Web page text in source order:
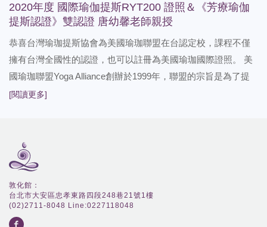
伽，芳療瑜伽，單車，高爾夫球，跑步等運動防護瑜珈，上班
$5800) 專業師資瑜珈提斯教材一本 課程内容 初階理論内容 瑜
伽提斯歷史 瑜伽提斯十大原則 體適能基本原則與定義 基礎解剖
學 瑜伽八肢 Ashtanga 基礎動作教學與動作口令教學 七大脈輪
基礎運動營養學課程架構設計 主題動作計劃(講解目的、動作、
理論 教學實務練習 課程編排技巧 基礎動作實務練習 基礎動作
分析 體式的正位性 進階理論內容 瑜珈提斯進階體式 肌動學在
瑜珈提斯之運用 瑜珈與彼拉提斯呼吸的原則與分別 運動傷害的
預防 辦公室（OL) 動作剖析 課程分級設計變化 教學課程主題變
化 兒童瑜伽教學 單車、高爾夫球等運動剖析 孕婦運動營養學
2020年度 國際瑜伽提斯RYT200 證照＆《芳療瑜伽
提斯認證》雙認證 唐幼馨老師親授
恭喜台灣瑜珈提斯協會為美國瑜珈聯盟在台認定校，課程不僅
擁有台灣全國性的認證，也可以註冊為美國瑜珈國際證照。 美
國瑜珈聯盟Yoga Alliance創辦於1999年，聯盟的宗旨是為了提
供瑜珈老師及師資培訓一個世界級公認的專業平台，目前是世
自然結合。透過不斷的鍛鍊，讓心 靈更自由，內心更寬闊！ 國
際課程，不僅有完整的系統瑜珈課程，解剖肌動學原理，還有
伽，芳療瑜伽，單車，高爾夫球，跑步等運動防護瑜珈，上班
族瑜珈，雕塑體線等。 報名成功贈送： 土豪正位墊一張(價值
[閱讀更多]
敦化館：
台北市大安區忠孝東路四段248巷21號1樓
(02)2711-8048 Line:0227118048